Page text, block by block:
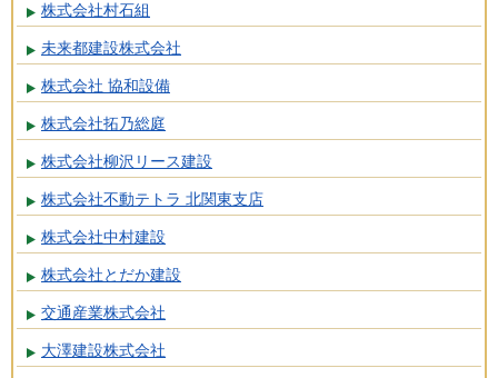
株式会社村石組
未来都建設株式会社
株式会社 協和設備
株式会社拓乃総庭
株式会社柳沢リース建設
株式会社不動テトラ 北関東支店
株式会社中村建設
株式会社とだか建設
交通産業株式会社
大澤建設株式会社